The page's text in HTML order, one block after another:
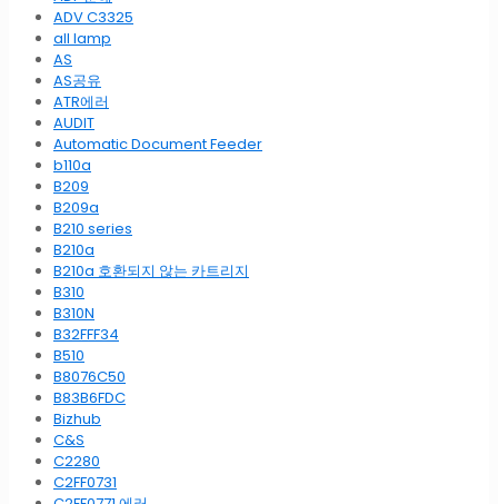
ADV C3325
all lamp
AS
AS공유
ATR에러
AUDIT
Automatic Document Feeder
b110a
B209
B209a
B210 series
B210a
B210a 호환되지 않는 카트리지
B310
B310N
B32FFF34
B510
B8076C50
B83B6FDC
Bizhub
C&S
C2280
C2FF0731